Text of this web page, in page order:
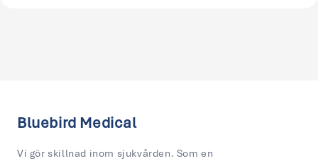
Bluebird Medical
Vi gör skillnad inom sjukvården. Som en